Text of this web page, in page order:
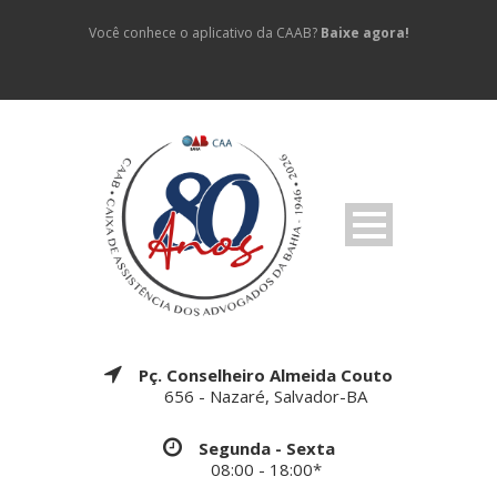
Você conhece o aplicativo da CAAB? Baixe agora!
Pç. Conselheiro Almeida Couto
656 - Nazaré, Salvador-BA
Segunda - Sexta
08:00 - 18:00*